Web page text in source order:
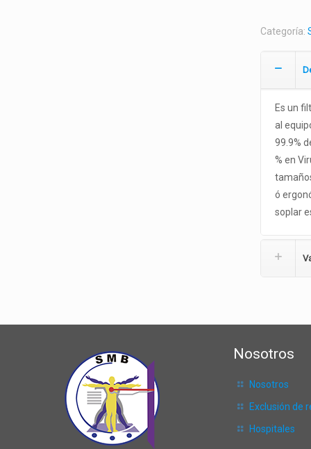
Categoría:
Es un
al
99.9%
% en
ó
soplar
Nosotros
Nosotros
Exclusión de
Hospitales